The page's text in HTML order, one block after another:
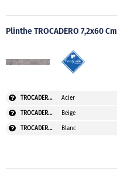
Plinthe TROCADERO 7,2x60 Cm
TROCADERO60ACIERPLAU Acier
TROCADERO60BEIGEPLAU Beige
TROCADERO60BLANCPLAU Blanc